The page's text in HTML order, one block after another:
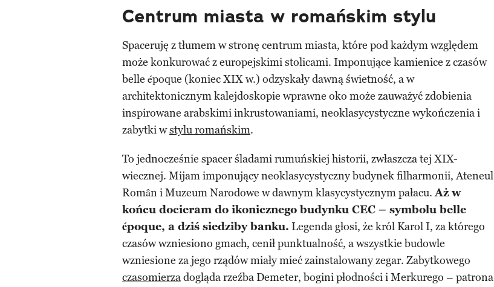
Centrum miasta w romańskim stylu
Spaceruję z tłumem w stronę centrum miasta, które pod każdym względem
może konkurować z europejskimi stolicami. Imponujące kamienice z czasów
belle époque (koniec XIX w.) odzyskały dawną świetność, a w
architektonicznym kalejdoskopie wprawne oko może zauważyć zdobienia
inspirowane arabskimi inkrustowaniami, neoklasycystyczne wykończenia i
zabytki wstylu romańskim.
To jednocześnie spacer śladami rumuńskiej historii, zwłaszcza tej XIX-
wiecznej. Mijam imponujący neoklasycystyczny budynek filharmonii, Ateneul
Român i Muzeum Narodowe w dawnym klasycystycznym pałacu.Aż w
końcu docieram do ikonicznego budynku CEC – symbolu belle
époque, a dziś siedziby banku. Legenda głosi, że król Karol I, za którego
czasów wzniesiono gmach, cenił punktualność, a wszystkie budowle
wzniesione za jego rządów miały mieć zainstalowany zegar. Zabytkowego
czasomierzadogląda rzeźba Demeter, bogini płodności i Merkurego – patrona